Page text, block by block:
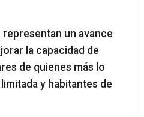
un avance
la capacidad de
de quienes más lo
y habitantes de